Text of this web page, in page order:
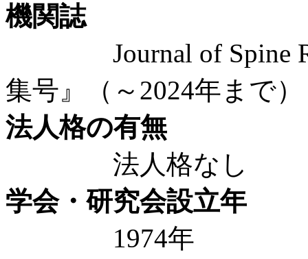
機関誌
Journal of Spine
集号』（～2024年まで
法人格の有無
法人格なし
学会・研究会設立年
1974年